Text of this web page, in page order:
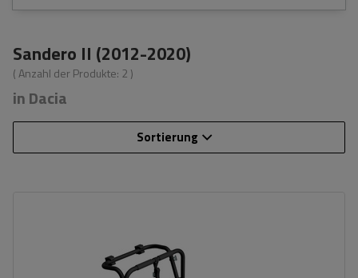
Sandero II (2012-2020)
( Anzahl der Produkte: 2 )
in Dacia
Sortierung
universelles Montagesystem
kompatibel mit allen Karosseriearten